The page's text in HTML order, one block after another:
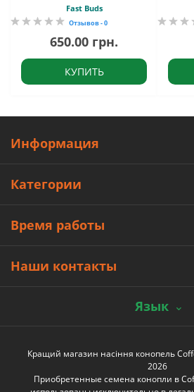
Fast Buds
Отзывов - 0
650.00 грн.
КУПИТЬ
Информация
Категории
Время работы
Наши контакты
Язык
Кращий магазин насіння конопель
2026
Приобретенные семена конопли в